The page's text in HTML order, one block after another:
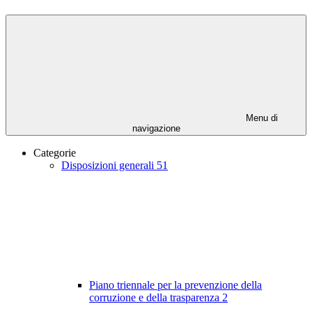
Menu di
navigazione
Categorie
Disposizioni generali 51
Piano triennale per la prevenzione della
corruzione e della trasparenza 2